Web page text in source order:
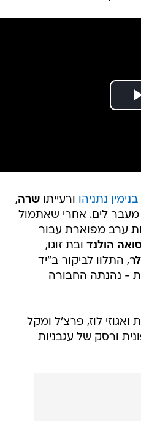
בנימין נתניהו ורעייתושרה,
לים. אחרי שאתמול
ערב מפוארת עבור
הולנד ובת זוגו,
, התלוו לביקור ב"יד
- נהנתה החבורה
לוז, פרצ'ל ומקל
ורסק של עגבניות